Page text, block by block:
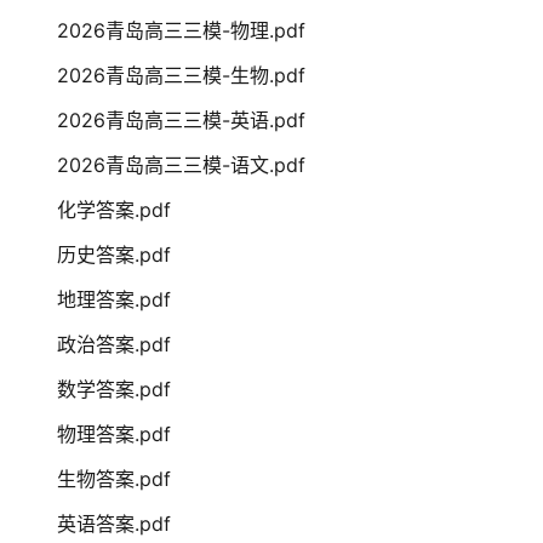
2026青岛高三三模-物理.pdf
2026青岛高三三模-生物.pdf
2026青岛高三三模-英语.pdf
2026青岛高三三模-语文.pdf
化学答案.pdf
历史答案.pdf
地理答案.pdf
政治答案.pdf
数学答案.pdf
物理答案.pdf
生物答案.pdf
英语答案.pdf